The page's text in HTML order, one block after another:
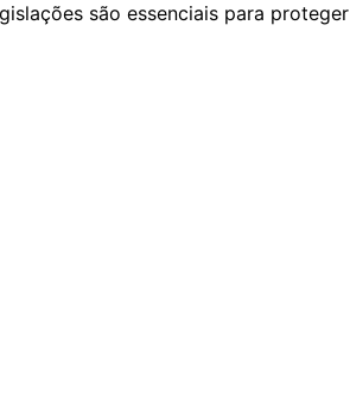
são essenciais para proteger